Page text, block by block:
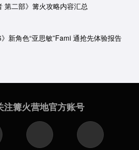
第二部》篝火攻略内容汇总
》新角色“亚思敏”Fami 通抢先体验报告
注篝火营地官方账号